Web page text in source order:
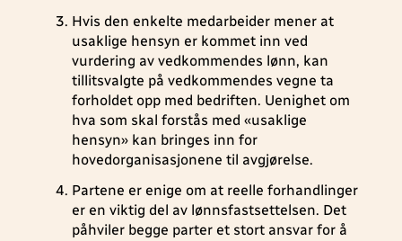
Hvis den enkelte medarbeider mener at
usaklige hensyn er kommet inn ved
vurdering av vedkommendes lønn, kan
tillitsvalgte på vedkommendes vegne ta
forholdet opp med bedriften. Uenighet om
hva som skal forstås med «usaklige
hensyn» kan bringes inn for
hovedorganisasjonene til avgjørelse.
Partene er enige om at reelle forhandlinger
er en viktig del av lønnsfastsettelsen. Det
påhviler begge parter et stort ansvar for å